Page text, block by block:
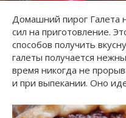
Домашний пирог Галета
сил на приготовление.
способов получить
галеты получается
время никогда не
и при выпекании. Оно